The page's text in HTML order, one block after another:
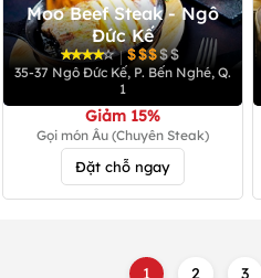
Moo Beef Steak - Ngô
Đức Kế
|
35-37 Ngô Đức Kế, P. Bến Nghé, Q.
1
Giảm 15%
Gọi món Âu (Chuyên Steak)
Đặt chỗ ngay
1 2 3